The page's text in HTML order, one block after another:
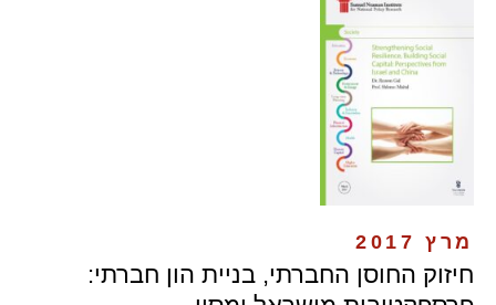
מרץ 2017
חיזוק החוסן החברתי, בניית הון חברתי: